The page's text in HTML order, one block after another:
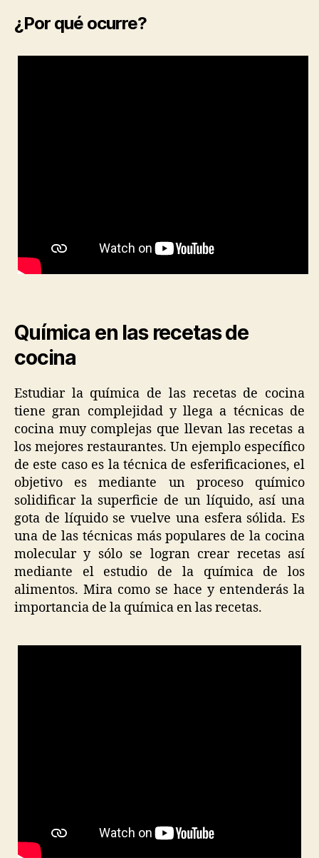
¿Por qué ocurre?
Química en las recetas de
cocina
Estudiar la química de las recetas de cocina
tiene gran complejidad y llega a técnicas de
cocina muy complejas que llevan las recetas a
los mejores restaurantes. Un ejemplo específico
de este caso es la técnica de esferificaciones, el
objetivo es mediante un proceso químico
solidificar la superficie de un líquido, así una
gota de líquido se vuelve una esfera sólida. Es
una de las técnicas más populares de la cocina
molecular y sólo se logran crear recetas así
mediante el estudio de la química de los
alimentos. Mira como se hace y entenderás la
importancia de la química en las recetas.